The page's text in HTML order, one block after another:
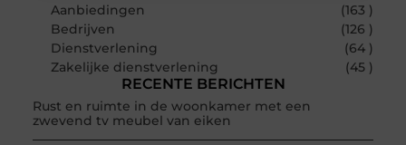
Aanbiedingen
(163 )
Bedrijven
(126 )
Dienstverlening
(64 )
Zakelijke dienstverlening
(45 )
RECENTE BERICHTEN
Rust en ruimte in de woonkamer met een
zwevend tv meubel van eiken